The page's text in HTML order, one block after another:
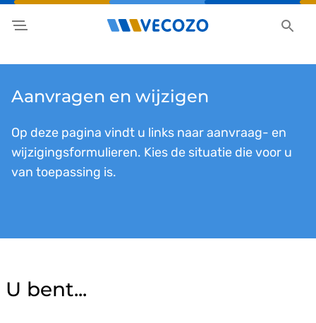
Aanvragen en wijzigen
Op deze pagina vindt u links naar aanvraag- en
wijzigingsformulieren. Kies de situatie die voor u
van toepassing is.
U bent...